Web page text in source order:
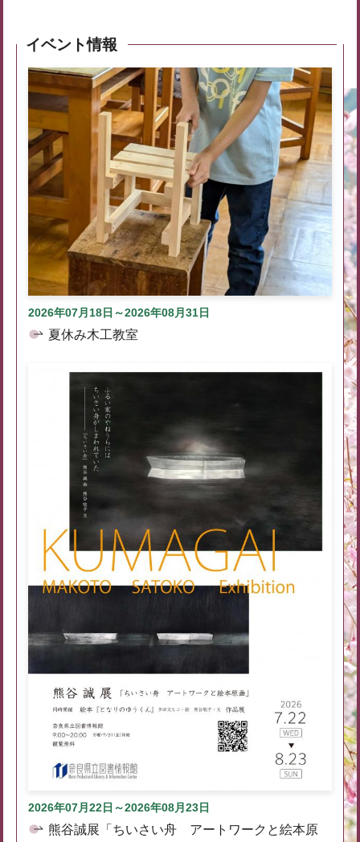
イベント情報
2026年07月18日～2026年08月31日
夏休み木工教室
2026年07月22日～2026年08月23日
熊谷誠展「ちいさい舟 アートワークと絵本原